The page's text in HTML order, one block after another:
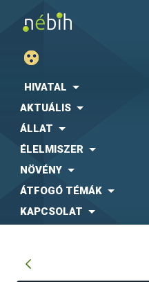
HIVATAL
AKTUÁLIS
ÁLLAT
ÉLELMISZER
NÖVÉNY
ÁTFOGÓ TÉMÁK
KAPCSOLAT